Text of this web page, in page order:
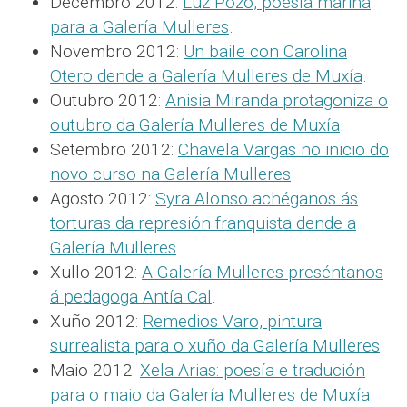
para a Galería Mulleres.
Novembro 2012: Un baile con Carolina
Otero dende a Galería Mulleres de Muxía.
Outubro 2012: Anisia Miranda protagoniza o
outubro da Galería Mulleres de Muxía.
Setembro 2012: Chavela Vargas no inicio do
novo curso na Galería Mulleres.
Agosto 2012: Syra Alonso achéganos ás
torturas da represión franquista dende a
Galería Mulleres.
Xullo 2012: A Galería Mulleres preséntanos
á pedagoga Antía Cal.
Xuño 2012: Remedios Varo, pintura
surrealista para o xuño da Galería Mulleres.
Maio 2012: Xela Arias: poesía e tradución
para o maio da Galería Mulleres de Muxía.